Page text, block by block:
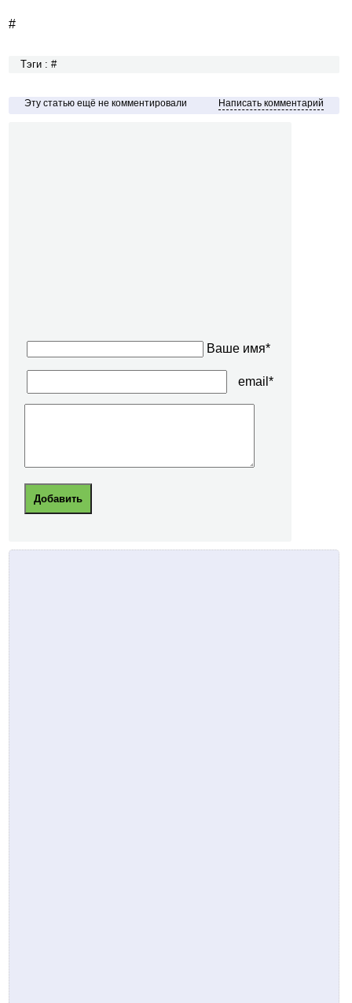
#
Тэги : #
Эту статью ещё не комментировали Написать комментарий
Ваше имя*
email*